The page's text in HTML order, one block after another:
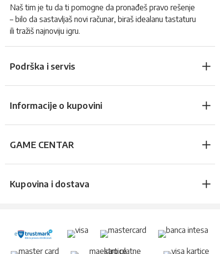
Naš tim je tu da ti pomogne da pronađeš pravo rešenje
– bilo da sastavljaš novi računar, biraš idealanu tastaturu
ili tražiš najnoviju igru.
Podrška i servis
Informacije o kupovini
GAME CENTAR
Kupovina i dostava